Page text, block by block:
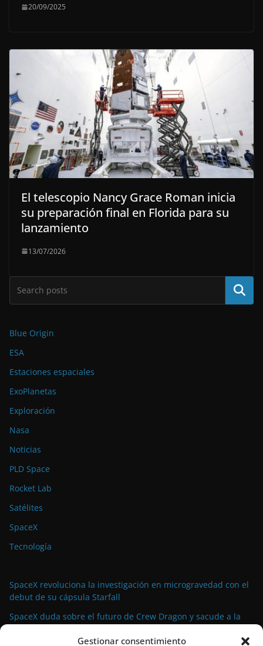
Gestionar consentimiento
20/09/2025
El telescopio Nancy Grace Roman inicia
su preparación final en Florida para su
lanzamiento
13/07/2026
Buscar
Blue Origin
ESA
Estaciones espaciales
ExoPlanetas
Exploración
Nasa
Noticias
PLD Space
Rocket Lab
Satélites
SpaceX
Tecnología
SpaceX revoluciona la investigación en microgravedad con el
debut de su cápsula Starfall
SpaceX duda sobre el futuro de Crew Dragon y sacude a la